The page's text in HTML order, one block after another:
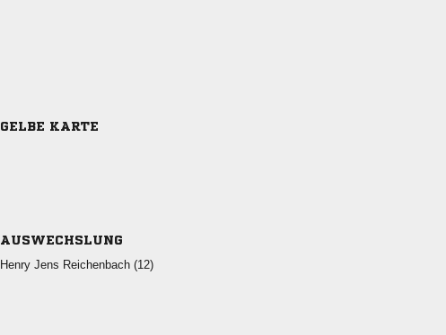
GELBE KARTE
AUSWECHSLUNG
   